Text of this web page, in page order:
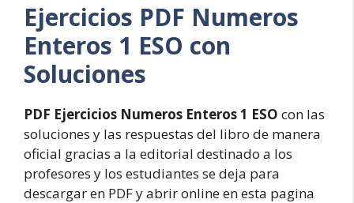
Ejercicios PDF Numeros
Enteros 1 ESO con
Soluciones
PDF Ejercicios Numeros Enteros 1 ESO con las
soluciones y las respuestas del libro de manera
oficial gracias a la editorial destinado a los
profesores y los estudiantes se deja para
descargar en PDF y abrir online en esta pagina